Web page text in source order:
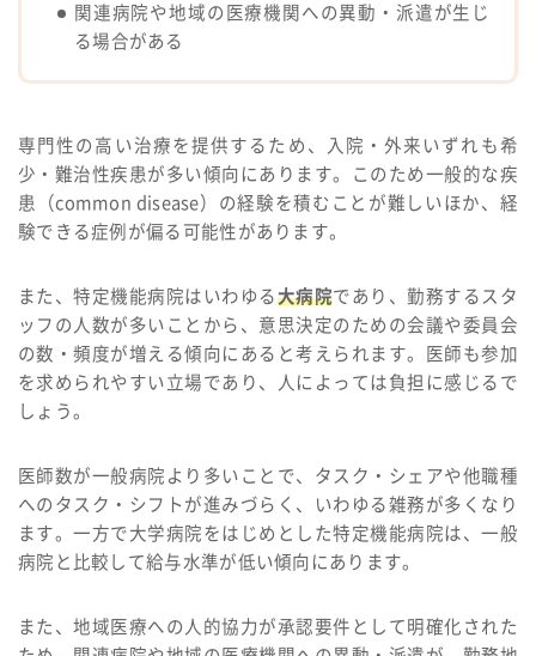
関連病院や地域の医療機関への異動・派遣が生じ
る場合がある
専門性の高い治療を提供するため、入院・外来いずれも希
少・難治性疾患が多い傾向にあります。このため一般的な疾
患（common disease）の経験を積むことが難しいほか、経
験できる症例が偏る可能性があります。
また、特定機能病院はいわゆる 大病院であり、勤務するスタ
ッフの人数が多いことから、意思決定のための会議や委員会
の数・頻度が増える傾向にあると考えられます。医師も参加
を求められやすい立場であり、人によっては負担に感じるで
しょう。
医師数が一般病院より多いことで、タスク・シェアや他職種
へのタスク・シフトが進みづらく、いわゆる雑務が多くなり
ます。一方で大学病院をはじめとした特定機能病院は、一般
病院と比較して給与水準が低い傾向にあります。
また、地域医療への人的協力が承認要件として明確化された